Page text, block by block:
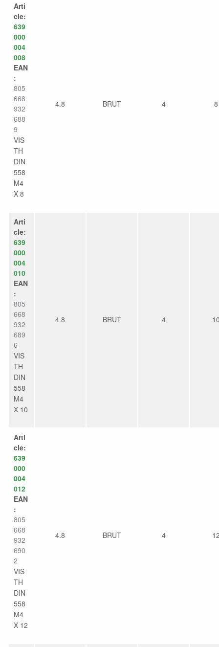
Arti
cle:
639
000
004
008
EAN
:
805
668
932
688
9
VIS
TH
DIN
558
M4
X 8
4.8 BRUT 4 8
Arti
cle:
639
000
004
010
EAN
:
805
668
932
689
6
VIS
TH
DIN
558
M4
X 10
4.8 BRUT 4
Arti
cle:
639
000
004
012
EAN
:
805
668
932
690
2
VIS
TH
DIN
558
M4
X 12
4.8 BRUT 4